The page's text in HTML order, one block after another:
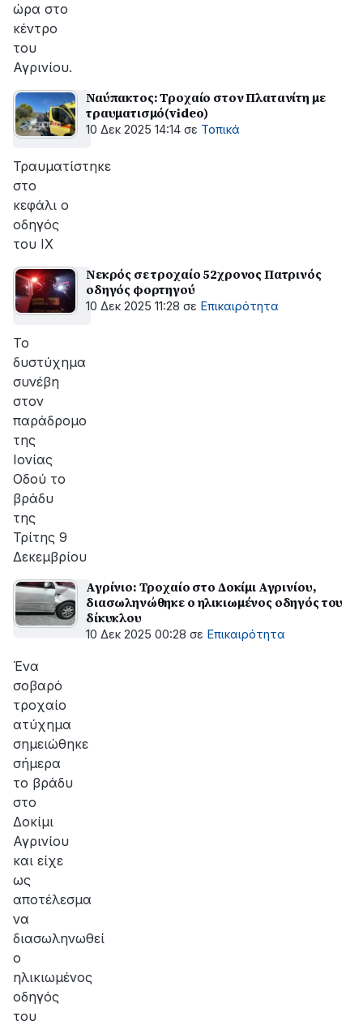
ώρα στο
κέντρο
του
Αγρινίου.
Ναύπακτος: Τροχαίο στον Πλατανίτη με
τραυματισμό(video)
10 Δεκ 2025 14:14 σε Τοπικά
Τραυματίστηκε
στο
κεφάλι ο
οδηγός
του ΙΧ
Νεκρός σε τροχαίο 52χρονος Πατρινός
οδηγός φορτηγού
10 Δεκ 2025 11:28 σε Επικαιρότητα
Το
δυστύχημα
συνέβη
στον
παράδρομο
της
Ιονίας
Οδού το
βράδυ
της
Τρίτης 9
Δεκεμβρίου
Αγρίνιο: Τροχαίο στο Δοκίμι Αγρινίου,
διασωληνώθηκε ο ηλικιωμένος οδηγός του
δίκυκλου
10 Δεκ 2025 00:28 σε Επικαιρότητα
Ένα
σοβαρό
τροχαίο
ατύχημα
σημειώθηκε
σήμερα
το βράδυ
στο
Δοκίμι
Αγρινίου
και είχε
ως
αποτέλεσμα
να
διασωληνωθεί
ο
ηλικιωμένος
οδηγός
του